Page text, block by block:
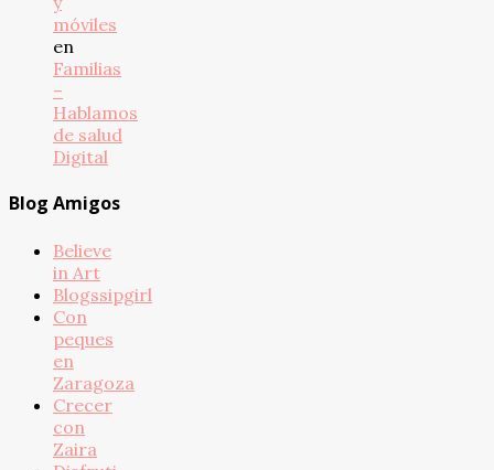
móviles
en
Familias
–
Hablamos
de salud
Digital
Blog Amigos
Believe
in Art
Blogssipgirl
Con
peques
en
Zaragoza
Crecer
con
Zaira